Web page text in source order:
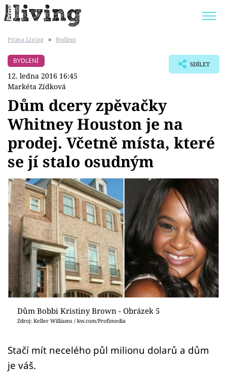
BYDLENÍ SLAVNÝCH
Témata
Bydlení
Zahrada
Design
Sledujte prima+
Přihlášení
Sledujte nás
Prima Living ■ Bydlení
BYDLENÍ
12. ledna 2016 16:45
Markéta Zídková
SDÍLET
Dům dcery zpěvačky
Whitney Houston je na
prodej. Včetně místa, které
se jí stalo osudným
Dům Bobbi Kristiny Brown - Obrázek 5
Zdroj: Keller Williams / kw.com/Profimedia
Stačí mít necelého půl milionu dolarů a dům
je váš.